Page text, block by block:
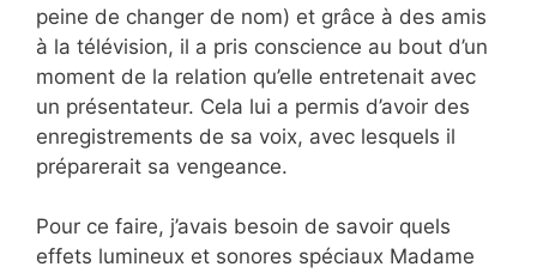
peine de changer de nom) et grâce à des amis
à la télévision, il a pris conscience au bout d’un
moment de la relation qu’elle entretenait avec
un présentateur. Cela lui a permis d’avoir des
enregistrements de sa voix, avec lesquels il
préparerait sa vengeance.
Pour ce faire, j’avais besoin de savoir quels
effets lumineux et sonores spéciaux Madame